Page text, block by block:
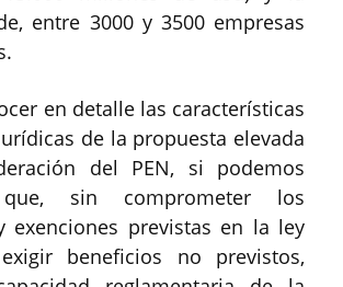
entre 3000 y 3500 empresas
en detalle las características
de la propuesta elevada
del PEN, si podemos
que, sin comprometer los
exenciones previstas en la ley
beneficios no previstos,